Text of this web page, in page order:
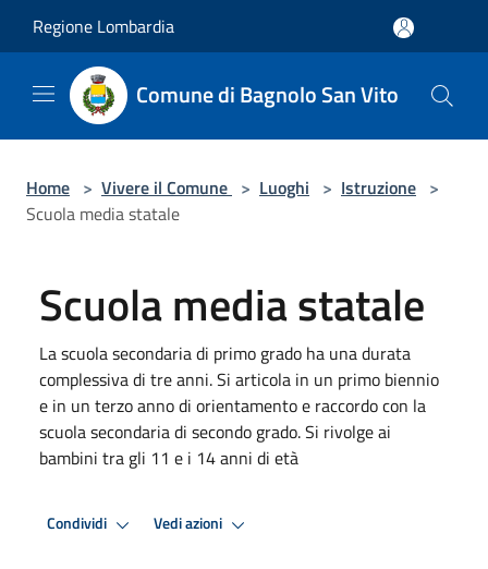
Regione Lombardia
Comune di Bagnolo San Vito
Home > Vivere il Comune > Luoghi > Istruzione >
Scuola media statale
Scuola media statale
La scuola secondaria di primo grado ha una durata
complessiva di tre anni. Si articola in un primo biennio
e in un terzo anno di orientamento e raccordo con la
scuola secondaria di secondo grado. Si rivolge ai
bambini tra gli 11 e i 14 anni di età
Condividi Vedi azioni